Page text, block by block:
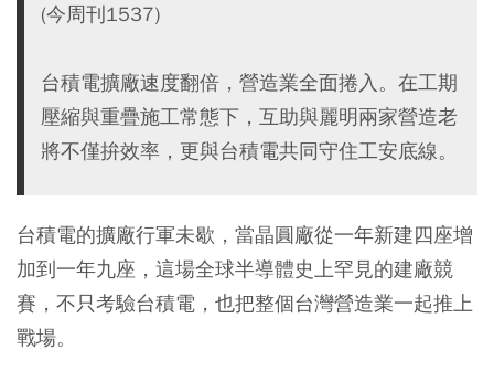
(今周刊1537)
台積電擴廠速度翻倍，營造業全面捲入。在工期
壓縮與重疊施工常態下，互助與麗明兩家營造老
將不僅拚效率，更與台積電共同守住工安底線。
台積電的擴廠行軍未歇，當晶圓廠從一年新建四座增
加到一年九座，這場全球半導體史上罕見的建廠競
賽，不只考驗台積電，也把整個台灣營造業一起推上
戰場。